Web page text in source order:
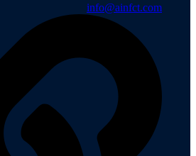
info@ainfct.com